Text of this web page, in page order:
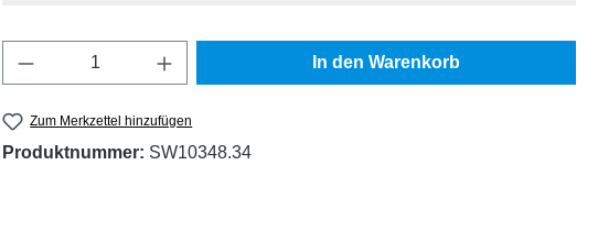
Produkt Anzahl: Gib den gewünschten Wert ein
In den Warenkorb
Zum Merkzettel hinzufügen
Produktnummer: SW10348.34